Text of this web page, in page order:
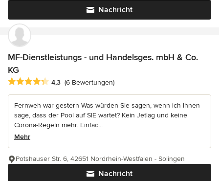
Nachricht
MF-Dienstleistungs - und Handelsges. mbH & Co.
KG
Durchschnittliche Bewertung: 4.3 von 5 Sternen
4,3 (6 Bewertungen)
Fernweh war gestern Was würden Sie sagen, wenn ich Ihnen
sage, dass der Pool auf SIE wartet? Kein Jetlag und keine
Corona-Regeln mehr. Einfac...
Mehr
Nachricht
Potshauser Str. 6, 42651 Nordrhein-Westfalen - Solingen